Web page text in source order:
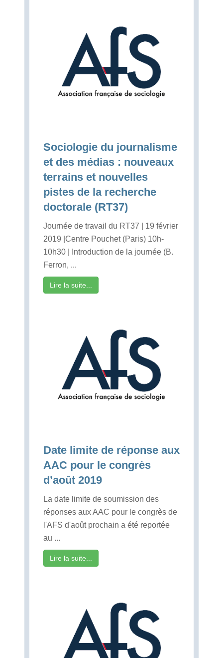
Sociologie du journalisme
et des médias : nouveaux
terrains et nouvelles
pistes de la recherche
doctorale (RT37)
Journée de travail du RT37 | 19 février
2019 |Centre Pouchet (Paris) 10h-
10h30 | Introduction de la journée (B.
Ferron, ...
Lire la suite...
Date limite de réponse aux
AAC pour le congrès
d’août 2019
La date limite de soumission des
réponses aux AAC pour le congrès de
l'AFS d'août prochain a été reportée
au ...
Lire la suite...